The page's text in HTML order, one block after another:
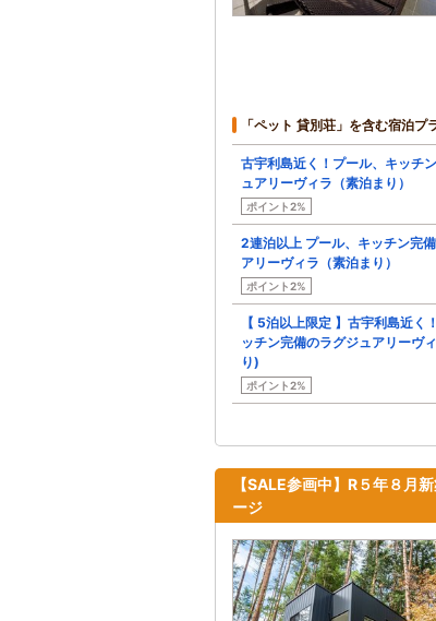
「ペット 貸別荘」を含む宿泊プ
古宇利島近く！プール、キッチ
ュアリーヴィラ（素泊まり）
ポイント2%
2連泊以上 プール、キッチン完
アリーヴィラ（素泊まり）
ポイント2%
【 5泊以上限定 】古宇利島近く
ッチン完備のラグジュアリーヴ
り)
ポイント2%
【SALE参画中】R５年８月
ージ